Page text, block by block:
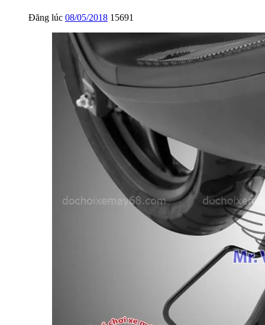
Đăng lúc 08/05/2018 15691